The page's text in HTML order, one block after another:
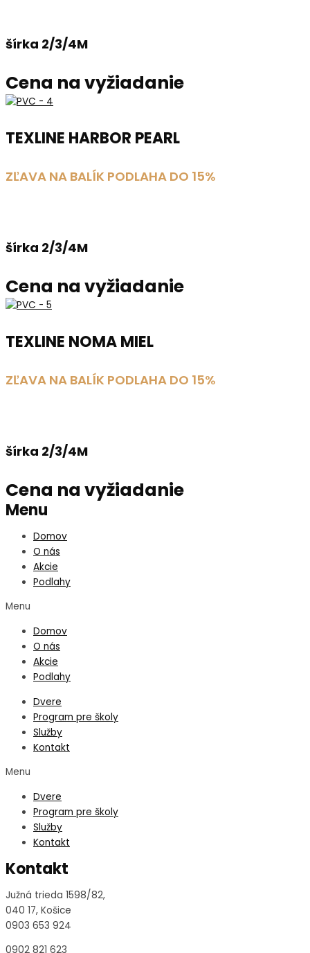
šírka 2/3/4M
Cena na vyžiadanie
TEXLINE HARBOR PEARL
ZĽAVA NA BALÍK PODLAHA DO 15%
šírka 2/3/4M
Cena na vyžiadanie
TEXLINE NOMA MIEL
ZĽAVA NA BALÍK PODLAHA DO 15%
šírka 2/3/4M
Cena na vyžiadanie
Menu
Domov
O nás
Akcie
Podlahy
Menu
Domov
O nás
Akcie
Podlahy
Dvere
Program pre školy
Služby
Kontakt
Menu
Dvere
Program pre školy
Služby
Kontakt
Kontakt
Južná trieda 1598/82,
040 17, Košice
0903 653 924
0902 821 623